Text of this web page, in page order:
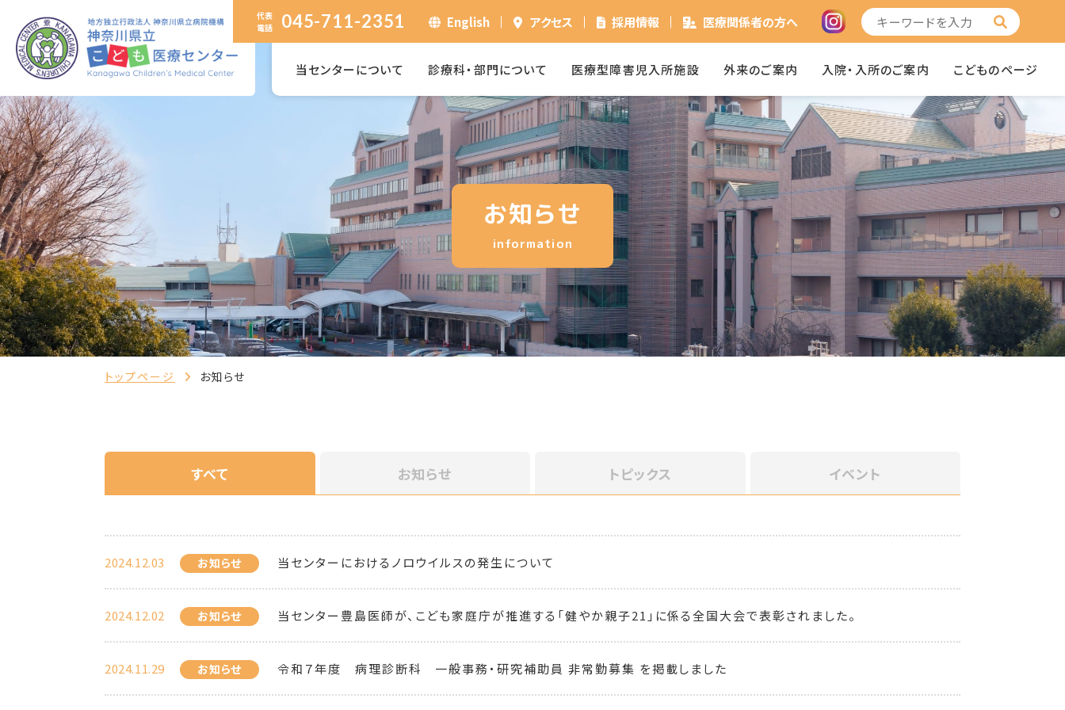
代表
電話
045-711-2351 English アクセス 採用情報 医療関係者の方へ
当センターについて 診療科・部門について 医療型障害児入所施設 外来のご案内 入院・入所のご案内 こどものページ
お知らせ
information
トップページ お知らせ
すべて お知らせ トピックス イベント
2024.12.03 お知らせ 当センターにおけるノロウイルスの発生について
2024.12.02 お知らせ 当センター豊島医師が、こども家庭庁が推進する「健やか親子21」に係る全国大会で表彰されました。
2024.11.29 お知らせ 令和７年度 病理診断科 一般事務・研究補助員 非常勤募集 を掲載しました